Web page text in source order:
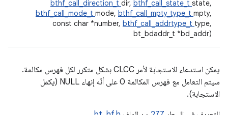
bthf_call_direction_t dir, bthf_call_state_t state,
bthf_call_mode_t mode, bthf_call_mpty_type_t mpty,
const char *number, bthf_call_addrtype_t type,
bt_bdaddr_t *bd_addr)
يمكن استدعاء الاستجابة لأمر CLCC بشكل متكرر لكل فهرس مكالمة.
سيتم التعامل مع فهرس المكالمة 0 على أنّه إنهاء NULL (يكمل
الاستجابة).